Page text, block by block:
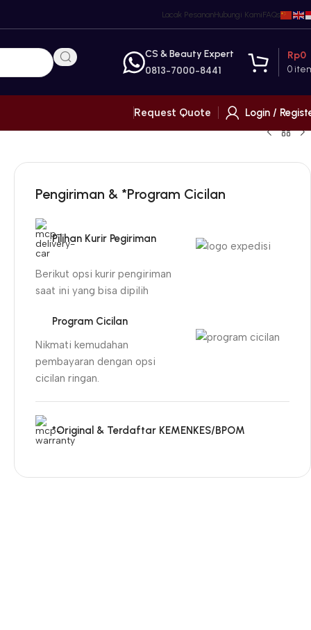
Lacak PesananHubungi KamiFAQs
CS & Beauty Expert
0813-7000-8441 0
Rp0
Request Quote
Login /
Pengiriman & *Program Cicilan
Pilihan Kurir Pegiriman
Berikut opsi kurir pengiriman
saat ini yang bisa dipilih
Program Cicilan
Nikmati kemudahan
pembayaran dengan opsi
cicilan ringan.
*Original & Terdaftar KEMENKES/BPOM